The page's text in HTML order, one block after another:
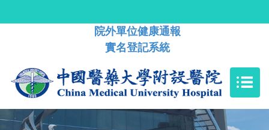
院外單位健康通報
實名登記系統